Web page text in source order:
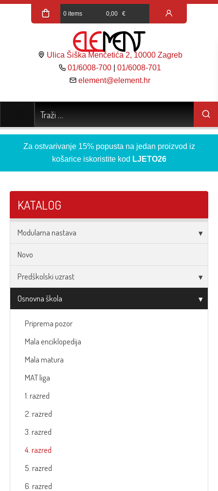
0 items 0,00 €
Ulica Šiška Menčetića 2, 10000 Zagreb
01/6008-700 |01/6008-701
element@element.hr
Za ostvarivanje 15% popusta na jedan proizvod iz
košarice iskoristite kod LJETO26
KATALOG
Modularna nastava
Novo
Predškolski uzrast
Osnovna škola
Priprema pozor
Mala enciklopedija
Mala matura
MAT liga
1. razred
2. razred
3. razred
4. razred
5. razred
6. razred